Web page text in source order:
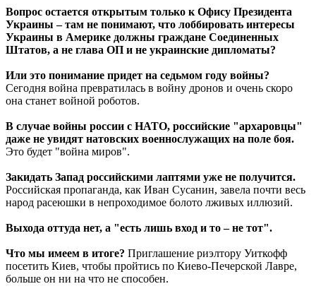
Вопрос остается открытым только к Офису Президента
Украины – там не понимают, что лоббировать интересы
Украины в Америке должны граждане Соединенных
Штатов, а не глава ОП и не украинские дипломаты?
Или это понимание придет на седьмом году войны?
Сегодня война превратилась в войну дронов и очень скоро
она станет войной роботов.
В случае войны россии с НАТО, российские "архаровцы"
даже не увидят натовских военнослужащих на поле боя.
Это будет "война миров".
Закидать Запад российскими лаптями уже не получится.
Российская пропаганда, как Иван Сусанин, завела почти весь
народ расеюшки в непроходимое болото лживых иллюзий.
Выхода оттуда нет, а "есть лишь вход и то – не тот".
Что мы имеем в итоге? Приглашение риэлтору Уиткофф
посетить Киев, чтобы пройтись по Киево-Печерской Лавре,
больше он ни на что не способен.